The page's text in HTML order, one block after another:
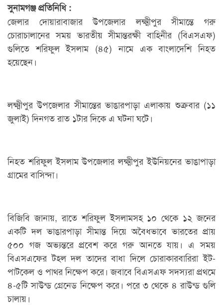
সুনামগঞ্জ প্রতিনিধি :
জেলার দোয়ারাবাজার উপজেলার লক্ষ্মীপুর সীমান্তে গরু
চোরাচালানের সময় ভারতীয় সীমান্তরক্ষী বাহিনীর (বিএসএফ)
গুলিতে শরিফুল ইসলাম (৪৫) নামে এক বাংলাদেশি নিহত
হয়েছেন।
লক্ষ্মীপুর উপজেলার সীমান্তের ভাঙারপাড়া এলাকায় শুক্রবার (১১
জুলাই) দিনগত রাত ১টার দিকে এ ঘটনা ঘটে।
নিহত শরিফুল ইসলাম উপজেলার লক্ষ্মীপুর ইউনিয়নের ভাঙাপাড়া
গ্রামের বাসিন্দা।
বিজিবি জানায়, রাতে শরিফুল ইসলামসহ ১০ থেকে ১২ জনের
একটি দল ভাঙারপাড়া সীমান্ত দিয়ে অবৈধভাবে ভারতের প্রায়
৫০০ গজ অভ্যন্তরে প্রবেশ করে গরু আনতে যায়। এ সময়
বিএসএফের টহল দল তাদের বাধা দিলে চোরাকারবারিরা ইট-
পাটকেল ও পাথর নিক্ষেপ করে। জবাবে বিএসএফ সদস্যরা প্রথমে
৪-৫টি সাউন্ড গ্রেনেড নিক্ষেপ করে। পরে ৩ থেকে ৪ রাউন্ড গুলি
চালায়।